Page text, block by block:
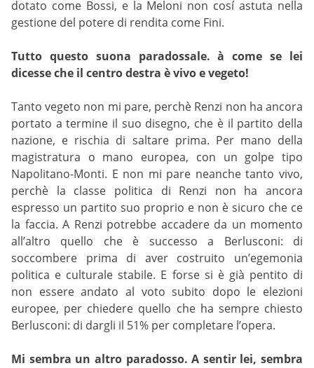
dotato come Bossi, e la Meloni non cosí astuta nella
gestione del potere di rendita come Fini.
Tutto questo suona paradossale. à come se lei
dicesse che il centro destra è vivo e vegeto!
Tanto vegeto non mi pare, perchè Renzi non ha ancora
portato a termine il suo disegno, che è il partito della
nazione, e rischia di saltare prima. Per mano della
magistratura o mano europea, con un golpe tipo
Napolitano-Monti. E non mi pare neanche tanto vivo,
perchè la classe politica di Renzi non ha ancora
espresso un partito suo proprio e non è sicuro che ce
la faccia. A Renzi potrebbe accadere da un momento
all’altro quello che è successo a Berlusconi: di
soccombere prima di aver costruito un’egemonia
politica e culturale stabile. E forse si è già pentito di
non essere andato al voto subito dopo le elezioni
europee, per chiedere quello che ha sempre chiesto
Berlusconi: di dargli il 51% per completare l’opera.
Mi sembra un altro paradosso. A sentir lei, sembra